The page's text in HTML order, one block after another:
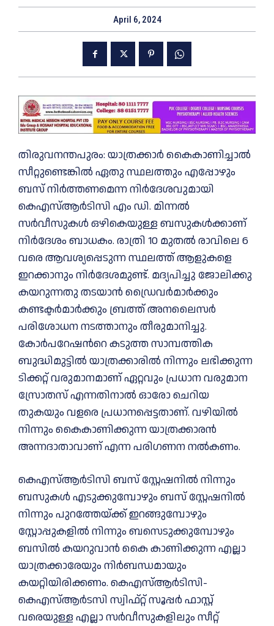
April 6, 2024
തിരുവനന്തപുരം: യാത്രക്കാർ കൈകാണിച്ചാൽ
സീറ്റുണ്ടെങ്കിൽ ഏതു സ്ഥലത്തും എപ്പോഴും
ബസ് നിർത്തണമെന്ന നിർദേശവുമായി
കെഎസ്ആർടിസി എം ഡി. മിന്നൽ
സർവീസുകൾ ഒഴികെയുള്ള ബസുകൾക്കാണ്
നിർദേശം ബാധകം. രാത്രി 10 മുതൽ രാവിലെ 6
വരെ ആവശ്യപ്പെടുന്ന സ്ഥലത്ത് ആളുകളെ
ഇറക്കാനും നിർദേശമുണ്ട്. മദ്യപിച്ചു ജോലിക്കു
കയറുന്നതു തടയാൻ ഡ്രൈവർമാർക്കും
കണ്ടക്ടർമാർക്കും ബ്രത്ത് അനലൈസർ
പരിശോധന നടത്താനും തീരുമാനിച്ചു.
കോര്‍പറേഷന്‍റെ കടുത്ത സാമ്പത്തിക
ബുദ്ധിമുട്ടില്‍ യാത്രക്കാരില്‍ നിന്നും ലഭിക്കുന്ന
ടിക്കറ്റ് വരുമാനമാണ് ഏറ്റവും പ്രധാന വരുമാന
സ്രോതസ് എന്നതിനാല്‍ ഓരോ ചെറിയ
തുകയും വളരെ പ്രധാനപ്പെട്ടതാണ്. വഴിയില്‍
നിന്നും കൈകാണിക്കുന്ന യാത്രക്കാരന്‍
അന്നദാതാവാണ് എന്ന പരിഗണന നല്‍കണം.
കെഎസ്ആര്‍ടിസി ബസ് സ്റ്റേഷനില്‍ നിന്നും
ബസുകള്‍ എടുക്കുമ്പോഴും ബസ് സ്റ്റേഷനില്‍
നിന്നും പുറത്തേയ്ക്ക് ഇറങ്ങുമ്പോഴും
സ്റ്റോപ്പുകളില്‍ നിന്നും ബസെടുക്കുമ്പോഴും
ബസില്‍ കയറുവാന്‍ കൈ കാണിക്കുന്ന എല്ലാ
യാത്രക്കാരേയും നിര്‍ബന്ധമായും
കയറ്റിയിരിക്കണം. കെഎസ്ആര്‍ടിസി-
കെഎസ്ആര്‍ടസി സ്വിഫ്റ്റ് സൂപ്പര്‍ ഫാസ്റ്റ്
വരെയുള്ള എല്ലാ സര്‍വീസുകളിലും സീറ്റ്